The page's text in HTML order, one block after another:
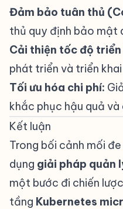
Đảm bảo tuân thủ
thủ quy định bảo mật
Cải thiện tốc độ triển
phát triển và triển
Tối ưu hóa chi phí:
khắc phục hậu quả
Kết luận
Trong bối cảnh mối
dụng giải pháp quản
một bước đi chiến
tầng Kubernetes